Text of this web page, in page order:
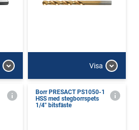
Visa
Borr PRESACT PS1050-1
HSS med stegborrspets
1/4" bitsfäste